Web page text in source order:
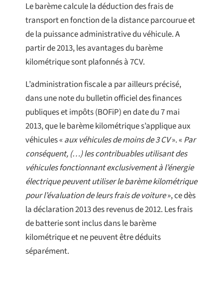
Le barème calcule la déduction des frais de
transport en fonction de la distance parcourue et
de la puissance administrative du véhicule. A
partir de 2013, les avantages du barème
kilométrique sont plafonnés à 7CV.
L’administration fiscale a par ailleurs précisé,
dans une note du bulletin officiel des finances
publiques et impôts (BOFiP) en date du 7 mai
2013, que le barème kilométrique s’applique aux
véhicules «aux véhicules de moins de 3 CV». «Par
conséquent, (…) les contribuables utilisant des
véhicules fonctionnant exclusivement à l’énergie
électrique peuvent utiliser le barème kilométrique
pour l’évaluation de leurs frais de voiture», ce dès
la déclaration 2013 des revenus de 2012. Les frais
de batterie sont inclus dans le barème
kilométrique et ne peuvent être déduits
séparément.